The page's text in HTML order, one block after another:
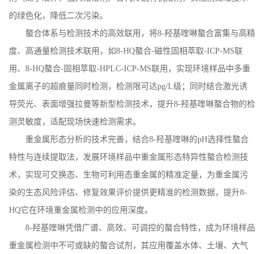
的绿色化，降低二次污染。
螯合体系与检测技术的高效联用，将8-羟基喹啉螯合富集与高精
度、高通量检测技术联用，如8-HQ螯合-磁性固相萃取-ICP-MS 联
用、 8-HQ螯合- 固相萃取-HPLC-ICP-MS 联用，实现环境样品中多重
金属离子的超痕量同时检测，检测限可达pg/L级；同时结合激光诱
导荧光、表面增强拉曼等新型检测技术，提升8-羟基喹啉螯合物的检
测灵敏度，适配现场快速检测需求。
重金属形态分析的技术完善，结合8-羟基喹啉的pH选择性螯合
特性与连续提取法，发展环境样品中重金属形态特异性螯合检测技
术，实现可交换态、生物可利用态重金属的精准定量，为重金属污
染的生态风险评估、修复效果评价提供更精准的检测数据，提升8-
HQ它在环境重金属检测中的应用深度。
8-羟基喹啉凭借广谱、高效、可调控的螯合特性，成为环境样品
重金属检测中不可或缺的螯合试剂，其应用覆盖水体、土壤、大气